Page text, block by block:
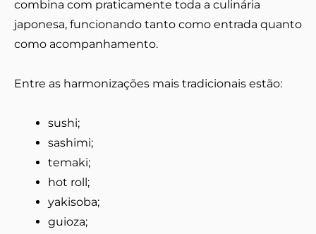
combina com praticamente toda a culinária
japonesa, funcionando tanto como entrada quanto
como acompanhamento.
Entre as harmonizações mais tradicionais estão:
sushi;
sashimi;
temaki;
hot roll;
yakisoba;
guioza;